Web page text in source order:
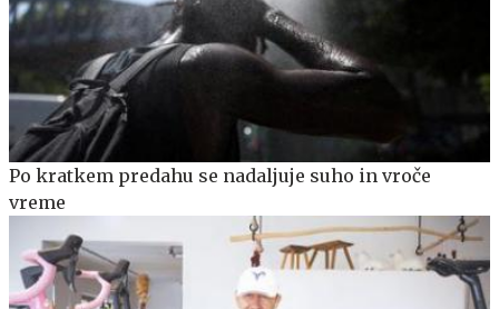
Po kratkem predahu se nadaljuje suho in vroče
vreme